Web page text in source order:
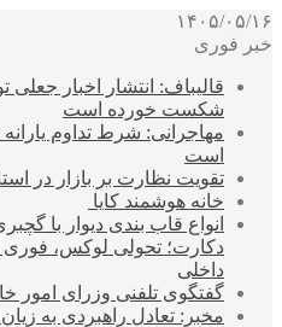
۱۴۰۵/۰۵/۱۶
خبر فوری
قالیباف: انتشار اخبار
شکست خورده است
مهاجرانی: شرط تداوم
است
تقویت نظارت بر بازار در
خانه هوشمند کایا
انواع قاب بندی دیوار با
دکارت؛ تحولی لوکس، فوری
داخلی
گفتگوی تلفنی وزرای امور
مخبر: تعادل راهبردی به